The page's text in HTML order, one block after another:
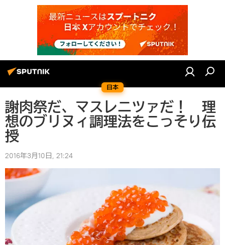
日本
謝肉祭だ、マスレニツァだ！ 理
想のブリヌィ調理法をこっそり伝
授
2016年3月10日, 21:24